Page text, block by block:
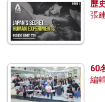
歷
張
60
編